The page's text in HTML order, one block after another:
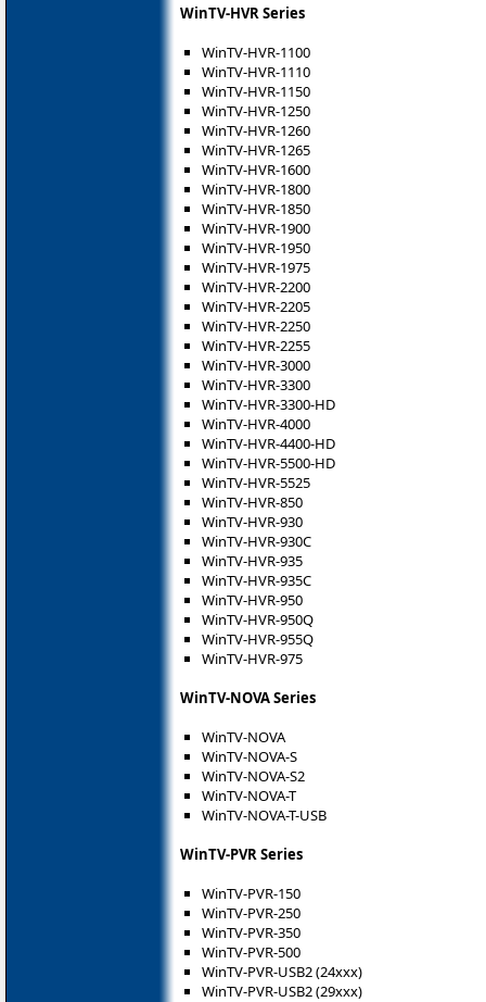
WinTV-HVR Series
WinTV-HVR-1100
WinTV-HVR-1110
WinTV-HVR-1150
WinTV-HVR-1250
WinTV-HVR-1260
WinTV-HVR-1265
WinTV-HVR-1600
WinTV-HVR-1800
WinTV-HVR-1850
WinTV-HVR-1900
WinTV-HVR-1950
WinTV-HVR-1975
WinTV-HVR-2200
WinTV-HVR-2205
WinTV-HVR-2250
WinTV-HVR-2255
WinTV-HVR-3000
WinTV-HVR-3300
WinTV-HVR-3300-HD
WinTV-HVR-4000
WinTV-HVR-4400-HD
WinTV-HVR-5500-HD
WinTV-HVR-5525
WinTV-HVR-850
WinTV-HVR-930
WinTV-HVR-930C
WinTV-HVR-935
WinTV-HVR-935C
WinTV-HVR-950
WinTV-HVR-950Q
WinTV-HVR-955Q
WinTV-HVR-975
WinTV-NOVA Series
WinTV-NOVA
WinTV-NOVA-S
WinTV-NOVA-S2
WinTV-NOVA-T
WinTV-NOVA-T-USB
WinTV-PVR Series
WinTV-PVR-150
WinTV-PVR-250
WinTV-PVR-350
WinTV-PVR-500
WinTV-PVR-USB2 (24xxx)
WinTV-PVR-USB2 (29xxx)